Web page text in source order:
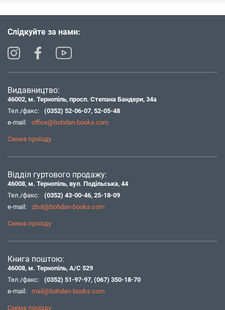
Слідкуйте за нами:
Видавництво:
46002, м. Тернопіль, просп. Степана Бандери, 34а
Тел./факс:
(0352) 52-06-07, 52-05-48
e-mail:
office@bohdan-books.com
Схема проїзду
Відділ гуртового продажу:
46008, м. Тернопіль, вул. Подільська, 44
Тел./факс:
(0352) 43-00-46, 25-18-09
e-mail:
zbut@bohdan-books.com
Схема проїзду
Книга поштою:
46008, м. Тернопіль, А/С 529
Тел./факс:
(0352) 51-97-97, (067) 350-18-70
e-mail:
mail@bohdan-books.com
Схема проїзду